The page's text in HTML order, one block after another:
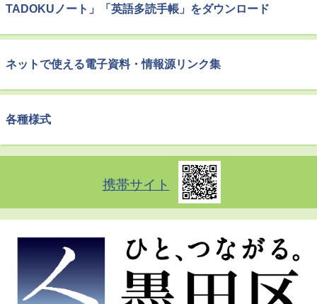
TADOKUノート」「英語多読手帳」をダウンロード
ネットで使える電子資料・情報源リンク集
各種様式
携帯サイト